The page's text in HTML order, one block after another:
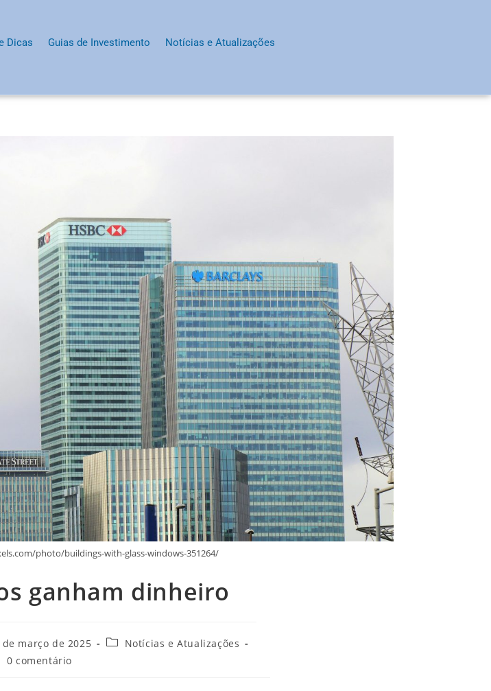
Dicas Guias de Investimento Notícias e Atualizações
photo/buildings-with-glass-windows-351264/
ganham dinheiro
de março de 2025
Notícias e Atualizações
0 comentário